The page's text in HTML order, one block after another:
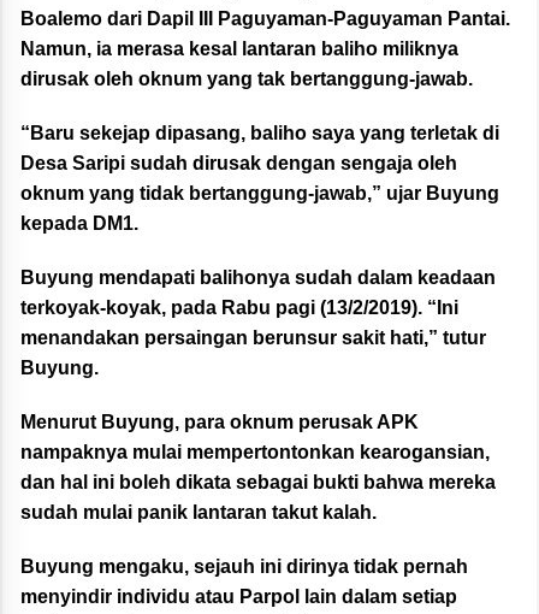
Boalemo dari Dapil III Paguyaman-Paguyaman Pantai.
Namun, ia merasa kesal lantaran baliho miliknya
dirusak oleh oknum yang tak bertanggung-jawab.
“Baru sekejap dipasang, baliho saya yang terletak di
Desa Saripi sudah dirusak dengan sengaja oleh
oknum yang tidak bertanggung-jawab,” ujar Buyung
kepada DM1.
Buyung mendapati balihonya sudah dalam keadaan
terkoyak-koyak, pada Rabu pagi (13/2/2019). “Ini
menandakan persaingan berunsur sakit hati,” tutur
Buyung.
Menurut Buyung, para oknum perusak APK
nampaknya mulai mempertontonkan kearogansian,
dan hal ini boleh dikata sebagai bukti bahwa mereka
sudah mulai panik lantaran takut kalah.
Buyung mengaku, sejauh ini dirinya tidak pernah
menyindir individu atau Parpol lain dalam setiap